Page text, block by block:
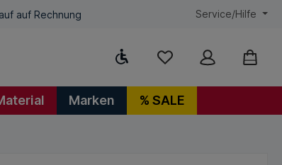
auf Rechnung Service/Hilfe
Werkzeugleiste anzeigen
Marken % SALE